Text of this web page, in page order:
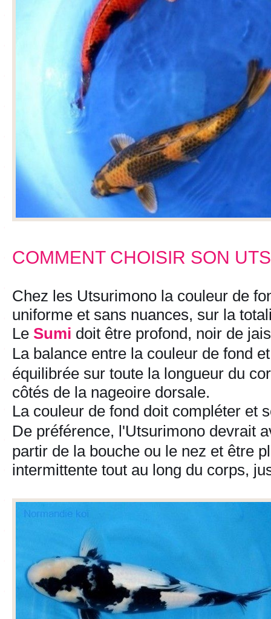
COMMENT CHOISIR SON
Chez les Utsurimono la couleur de
uniforme et sans nuances, sur la
Le Sumi doit être profond, noir de
La balance entre la couleur de fond
équilibrée sur toute la longueur du
côtés de la nageoire dorsale.
La couleur de fond doit compléter et
De préférence, l'Utsurimono devrait
partir de la bouche ou le nez et être
intermittente tout au long du corps,